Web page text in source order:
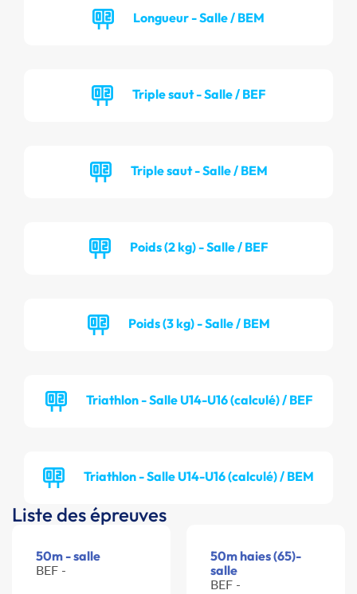
Longueur - Salle / BEM
Triple saut - Salle / BEF
Triple saut - Salle / BEM
Poids (2 kg) - Salle / BEF
Poids (3 kg) - Salle / BEM
Triathlon - Salle U14-U16 (calculé) / BEF
Triathlon - Salle U14-U16 (calculé) / BEM
Liste des épreuves
50m - salle
BEF -
50m haies (65)-
salle
BEF -